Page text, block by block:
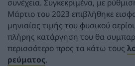
συνέχεια. Συγκεκριμένα, με
Μάρτιο του 2023 επιβλήθηκε
μηνιαίας τιμής του φυσικού
πλήρης κατάργηση του θα
περισσότερο προς τα κάτω τους
ρεύματος.